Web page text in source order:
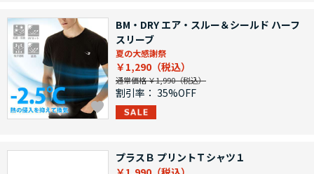
BM・DRY エア・スルー＆シールド ハーフ
スリーブ
夏の大感謝祭
￥1,290
通常価格 ￥1,990
割引率： 35%OFF
プラスＢ プリントＴシャツ１